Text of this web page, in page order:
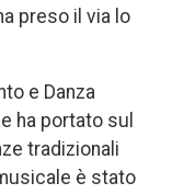
preso il via lo
e Danza
ha portato sul
tradizionali
è stato